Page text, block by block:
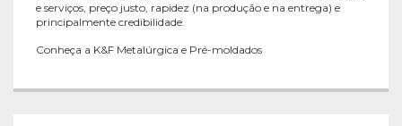
e serviços, preço justo, rapidez (na produção e na entrega) e
principalmente credibilidade.
Conheça a K&F Metalúrgica e Pré-moldados